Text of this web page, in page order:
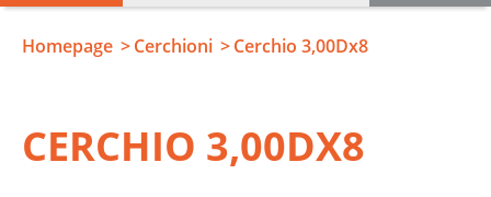
Homepage Cerchioni Cerchio 3,00Dx8
CERCHIO 3,00DX8